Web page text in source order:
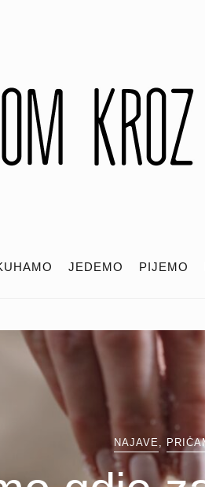
JEDEMO PIJEMO
NAJAVE